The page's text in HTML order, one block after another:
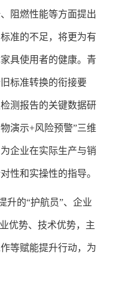
阻燃性能等方面提出
准的不足，将更为有
具使用者的健康。青
标准转换的衔接要
检测报告的关键数据研
演示+风险预警”三维
企业在实际生产与销
性和实操性的指导。
升的“护航员”、企业
优势、技术优势，主
等赋能提升行动，为